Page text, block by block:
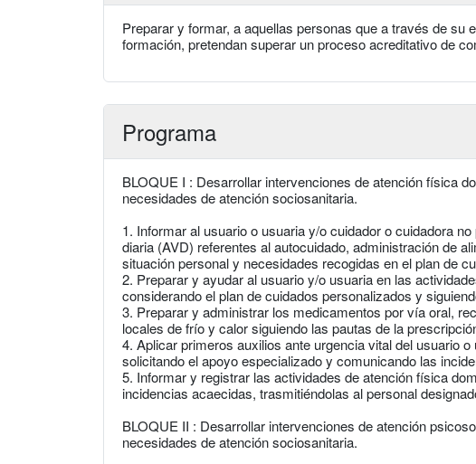
Preparar y formar, a aquellas personas que a través de su
formación, pretendan superar un proceso acreditativo de
Programa
BLOQUE I : Desarrollar intervenciones de atención física
necesidades de atención sociosanitaria.
1. Informar al usuario o usuaria y/o cuidador o cuidadora
diaria (AVD) referentes al autocuidado, administración de
situación personal y necesidades recogidas en el plan de
2. Preparar y ayudar al usuario y/o usuaria en las
considerando el plan de cuidados personalizados y
3. Preparar y administrar los medicamentos por vía oral,
locales de frío y calor siguiendo las pautas de la
4. Aplicar primeros auxilios ante urgencia vital del usuario
solicitando el apoyo especializado y comunicando las
5. Informar y registrar las actividades de atención física
incidencias acaecidas, trasmitiéndolas al personal
BLOQUE II : Desarrollar intervenciones de atención
necesidades de atención sociosanitaria.